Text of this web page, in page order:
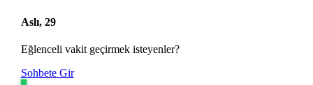
Aslı, 29
Eğlenceli vakit geçirmek isteyenler?
Sohbete Gir